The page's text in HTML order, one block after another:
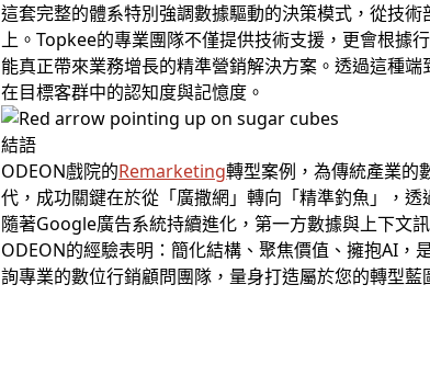
這套完整的體系特別強調數據驅動的決策模式，從技
上。Topkee的專業團隊不僅提供技術支援，更會根據
能真正帶來業務增長的精準營銷解決方案。透過這種
在目標客群中的認知度與記憶度。
結語
ODEON戲院的Remarketing轉型案例，為傳統產業的
代，成功關鍵在於從「廣撒網」轉向「精準釣魚」，
隨著Google廣告系統持續進化，第一方數據與上下文
ODEON的經驗表明：簡化結構、聚焦價值、擁抱AI
詢專業的數位行銷顧問團隊，量身打造屬於您的轉型藍